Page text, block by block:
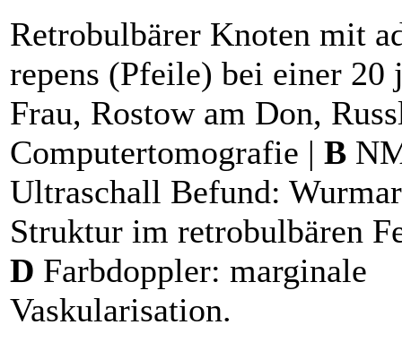
Retrobulbärer Knoten mit
repens (Pfeile) bei einer 20
Frau, Rostow am Don,
Computertomografie | B
Ultraschall Befund:
Struktur im retrobulbären
D Farbdoppler: marginale
Vaskularisation.